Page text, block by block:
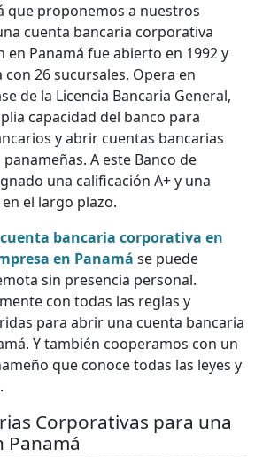
que proponemos a nuestros
cuenta bancaria corporativa
en Panamá fue abierto en 1992 y
26 sucursales. Opera en
de la Licencia Bancaria General,
capacidad del banco para
y abrir cuentas bancarias
A este Banco de
una calificación A+ y una
el largo plazo.
cuenta bancaria corporativa en
en Panamá se puede
sin presencia personal.
con todas las reglas y
para abrir una cuenta bancaria
Y también cooperamos con un
que conoce todas las leyes y
Corporativas para una
Panamá